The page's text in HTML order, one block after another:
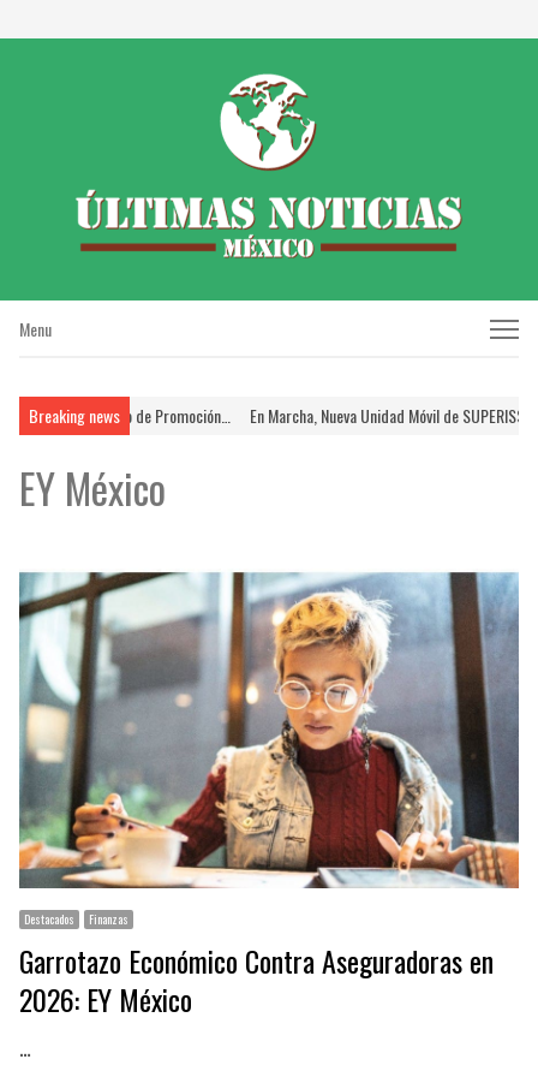
Menu
Menu
Breaking news
en el Proceso de Promoción… En Marcha, Nueva Unidad Móvil de
EY México
Destacados Finanzas
Garrotazo Económico Contra Aseguradoras en
2026: EY México
…